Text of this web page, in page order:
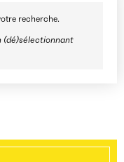
recherche.
(dé)sélectionnant